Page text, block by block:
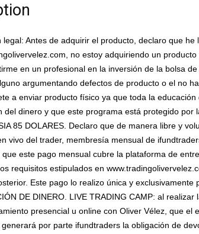
legal: Antes de adquirir el producto, declaro que
no estoy adquiriendo un
en un profesional en la inversión de la bolsa
argumentando defectos de producto o el no
a enviar producto físico ya que toda la
del dinero y que este programa está protegido por
85 DOLARES. Declaro que de manera libre y
vivo del trader, membresía mensual de
que este pago mensual cubre la plataforma de
requisitos estipulados en
Este pago lo realizo única y
DE DINERO. LIVE TRADING CAMP: al
presencial u online con Oliver Vélez, que
por parte ifundtraders la obligación de